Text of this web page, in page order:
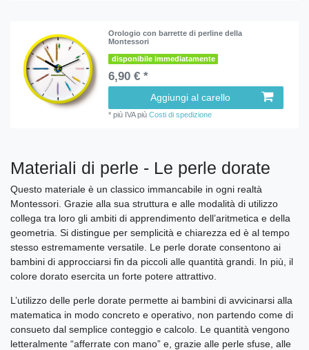
Orologio con barrette di perline della
Montessori
disponibile immediatamente
6,90 € *
Aggiungi al carello
*più IVApiùCosti di spedizione
Materiali di perle - Le perle dorate
Questo materiale è un classico immancabile in ogni realtà
Montessori. Grazie alla sua struttura e alle modalità di utilizzo
collega tra loro gli ambiti di apprendimento dell’aritmetica e della
geometria. Si distingue per semplicità e chiarezza ed è al tempo
stesso estremamente versatile. Le perle dorate consentono ai
bambini di approcciarsi fin da piccoli alle quantità grandi. In più, il
colore dorato esercita un forte potere attrattivo.
L’utilizzo delle perle dorate permette ai bambini di avvicinarsi alla
matematica in modo concreto e operativo, non partendo come di
consueto dal semplice conteggio e calcolo. Le quantità vengono
letteralmente “afferrate con mano” e, grazie alle perle sfuse, alle